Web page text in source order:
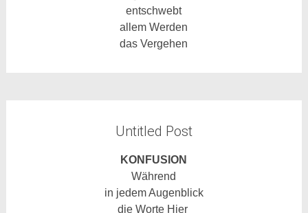
entschwebt
allem Werden
das Vergehen
Untitled Post
KONFUSION
Während
in jedem Augenblick
die Worte Hier